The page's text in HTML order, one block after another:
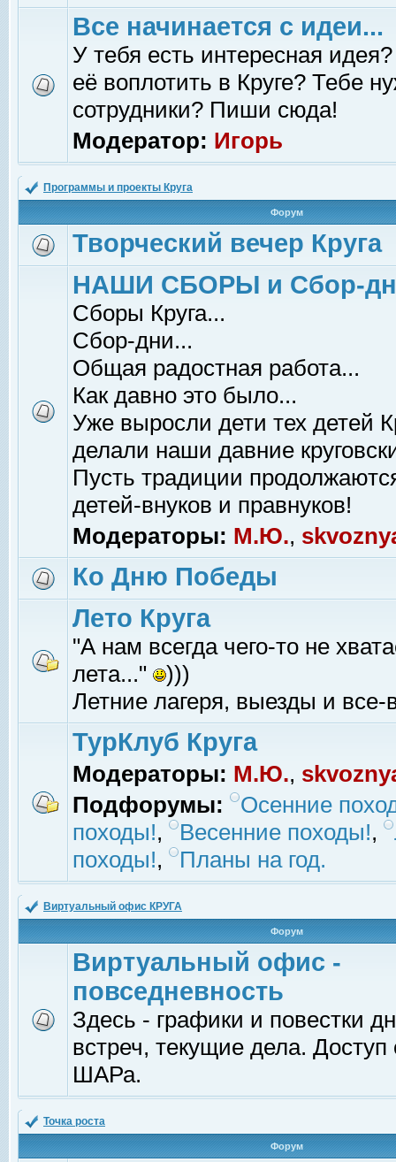
Все начинается с идеи...
У тебя есть интересная
её воплотить в Круге? Тебе
сотрудники? Пиши сюда!
Модератор: Игорь
Программы и проекты Круга
Форум
Творческий вечер Круга
НАШИ СБОРЫ и Сбор-
Сборы Круга...
Сбор-дни...
Общая радостная работа...
Как давно это было...
Уже выросли дети тех детей
делали наши давние
Пусть традиции
детей-внуков и правнуков!
Модераторы: М.Ю.,
Ко Дню Победы
Лето Круга
"А нам всегда чего-то не
лета..."
)))
Летние лагеря, выезды и все-
ТурКлуб Круга
Модераторы: М.Ю.,
Подфорумы:
Осенние
походы!, Весенние походы!,
походы!, Планы на год.
Виртуальный офис КРУГА
Форум
Виртуальный офис -
повседневность
Здесь - графики и повестки
встреч, текущие дела.
ШАРа.
Точка роста
Форум